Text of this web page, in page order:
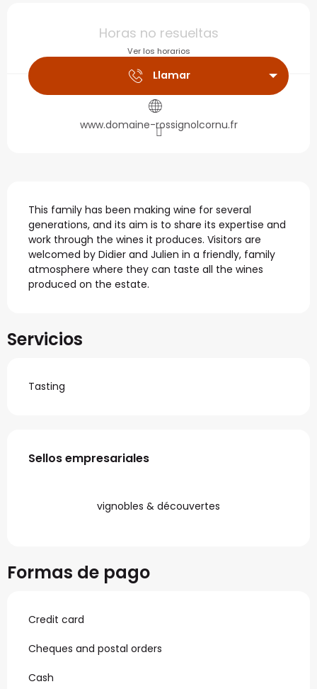
Horarios y datos de
Horas no resueltas
Ver los horarios
Llamar
www.domaine-rossignolcornu.fr
Descripción
This family has been making wine for several
generations, and its aim is to share its expertise and
work through the wines it produces. Visitors are
welcomed by Didier and Julien in a friendly, family
atmosphere where they can taste all the wines
produced on the estate.
Servicios
Tasting
Oferta de prestaciones
Sellos empresariales
Sellos empresariales
vignobles & découvertes
Formas de pago
Credit card
Cheques and postal orders
Cash